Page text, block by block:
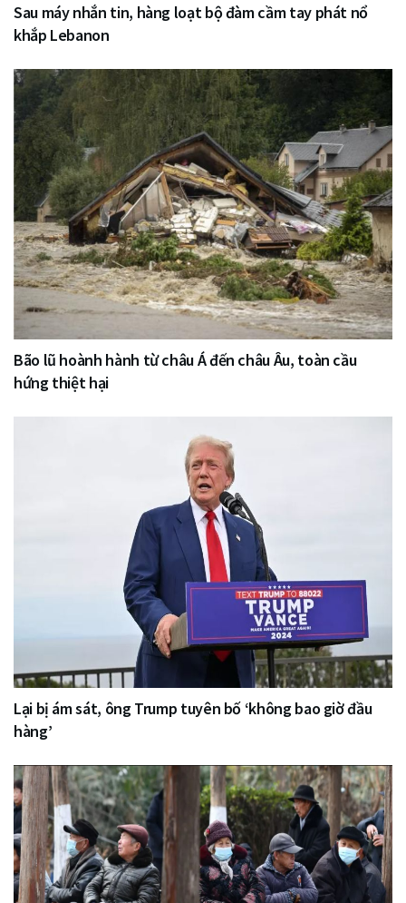
Sau máy nhắn tin, hàng loạt bộ đàm cầm tay phát nổ
khắp Lebanon
Bão lũ hoành hành từ châu Á đến châu Âu, toàn cầu
hứng thiệt hại
Lại bị ám sát, ông Trump tuyên bố ‘không bao giờ đầu
hàng’